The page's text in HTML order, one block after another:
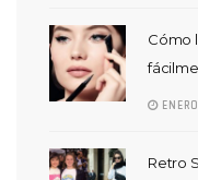
Cómo
Retro